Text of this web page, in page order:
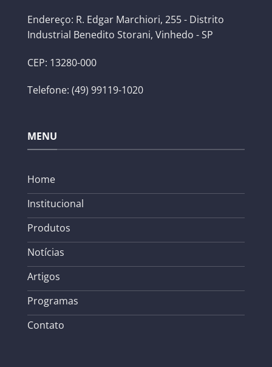
Endereço: R. Edgar Marchiori, 255 - Distrito
Industrial Benedito Storani, Vinhedo - SP
CEP: 13280-000
Telefone: (49) 99119-1020
MENU
Home
Institucional
Produtos
Notícias
Artigos
Programas
Contato